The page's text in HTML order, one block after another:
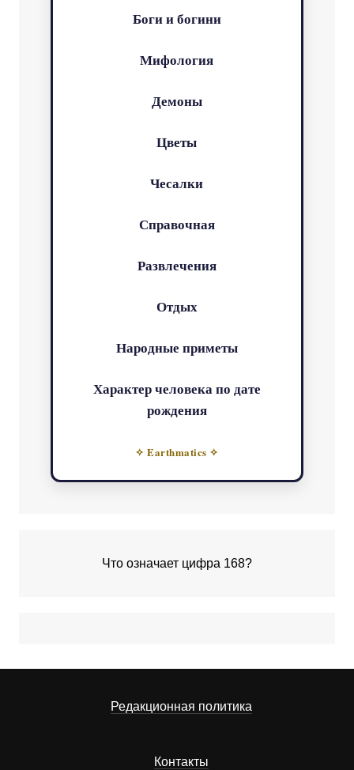
Боги и богини
Мифология
Демоны
Цветы
Чесалки
Справочная
Развлечения
Отдых
Народные приметы
Характер человека по дате
рождения
✧ Earthmatics ✧
Что означает цифра 168?
Редакционная политика
Контакты